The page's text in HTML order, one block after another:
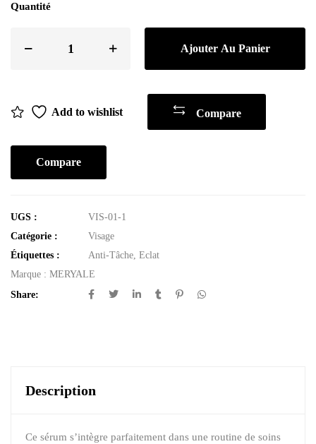
Quantité
Ajouter Au Panier
Add to wishlist Compare
Compare
UGS :
VIS-01-1
Catégorie :
Visage
Étiquettes :
Anti-Tâche, Eclat
Marque : MERYALE
Share:
Description
Ce sérum s’intègre parfaitement dans une routine de soins